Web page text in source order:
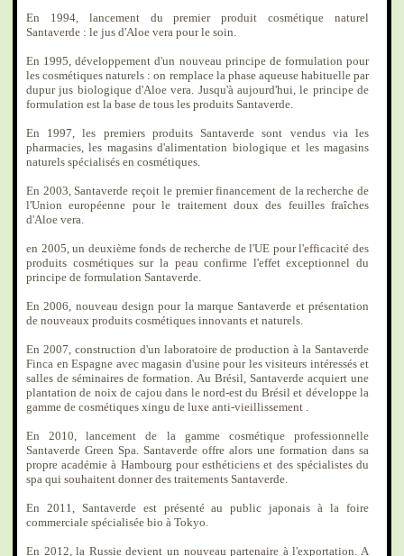
En 1994, lancement du premier produit cosmétique naturel
Santaverde : le jus d'Aloe vera pour le soin.
En 1995, développement d'un nouveau principe de formulation pour
les cosmétiques naturels : on remplace la phase aqueuse habituelle par
dupur jus biologique d'Aloe vera. Jusqu'à aujourd'hui, le principe de
formulation est la base de tous les produits Santaverde.
En 1997, les premiers produits Santaverde sont vendus via les
pharmacies, les magasins d'alimentation biologique et les magasins
naturels spécialisés en cosmétiques.
En 2003, Santaverde reçoit le premier financement de la recherche de
l'Union européenne pour le traitement doux des feuilles fraîches
d'Aloe vera.
en 2005, un deuxième fonds de recherche de l'UE pour l'efficacité des
produits cosmétiques sur la peau confirme l'effet exceptionnel du
principe de formulation Santaverde.
En 2006, nouveau design pour la marque Santaverde et présentation
de nouveaux produits cosmétiques innovants et naturels.
En 2007, construction d'un laboratoire de production à la Santaverde
Finca en Espagne avec magasin d'usine pour les visiteurs intéressés et
salles de séminaires de formation. Au Brésil, Santaverde acquiert une
plantation de noix de cajou dans le nord-est du Brésil et développe la
gamme de cosmétiques xingu de luxe anti-vieillissement .
En 2010, lancement de la gamme cosmétique professionnelle
Santaverde Green Spa. Santaverde offre alors une formation dans sa
propre académie à Hambourg pour esthéticiens et des spécialistes du
spa qui souhaitent donner des traitements Santaverde.
En 2011, Santaverde est présenté au public japonais à la foire
commerciale spécialisée bio à Tokyo.
En 2012, la Russie devient un nouveau partenaire à l'exportation. A